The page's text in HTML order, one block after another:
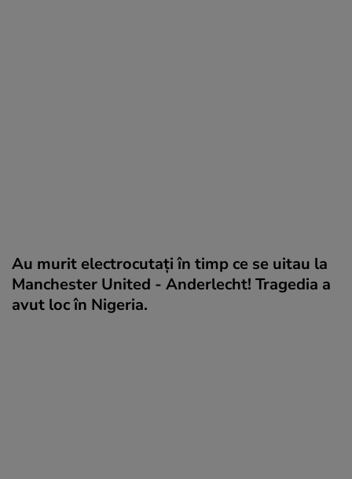
Au murit electrocutaţi în timp ce se uitau la
Manchester United - Anderlecht! Tragedia a
avut loc în Nigeria.